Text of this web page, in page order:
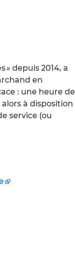
» depuis 2014, a
en
: une heure de
à disposition
service (ou